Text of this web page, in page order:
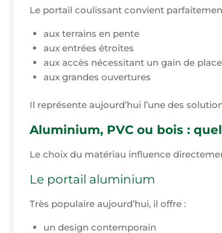
Le portail coulissant convient
aux terrains en pente
aux entrées étroites
aux accès nécessitant un gain de place
aux grandes ouvertures
Il représente aujourd’hui l’une des
Aluminium, PVC ou bois :
Le choix du matériau influence
Le portail aluminium
Très populaire aujourd’hui, il offre :
un design contemporain